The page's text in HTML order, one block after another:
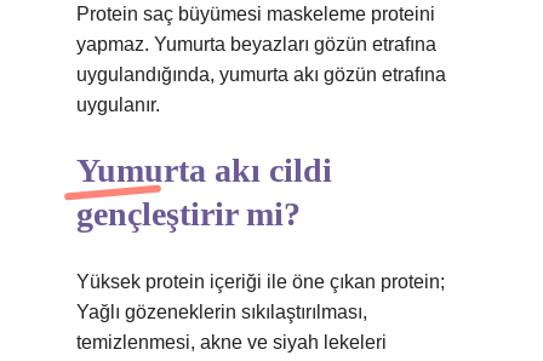
Protein saç büyümesi maskeleme proteini
yapmaz. Yumurta beyazları gözün etrafına
uygulandığında, yumurta akı gözün etrafına
uygulanır.
Yumurta akı cildi
gençleştirir mi?
Yüksek protein içeriği ile öne çıkan protein;
Yağlı gözeneklerin sıkılaştırılması,
temizlenmesi, akne ve siyah lekeleri